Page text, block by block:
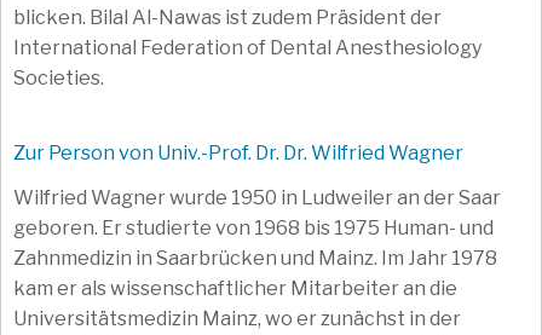
blicken. Bilal Al-Nawas ist zudem Präsident der
International Federation of Dental Anesthesiology
Societies.
Zur Person von Univ.-Prof. Dr. Dr. Wilfried Wagner
Wilfried Wagner wurde 1950 in Ludweiler an der Saar
geboren. Er studierte von 1968 bis 1975 Human- und
Zahnmedizin in Saarbrücken und Mainz. Im Jahr 1978
kam er als wissenschaftlicher Mitarbeiter an die
Universitätsmedizin Mainz, wo er zunächst in der